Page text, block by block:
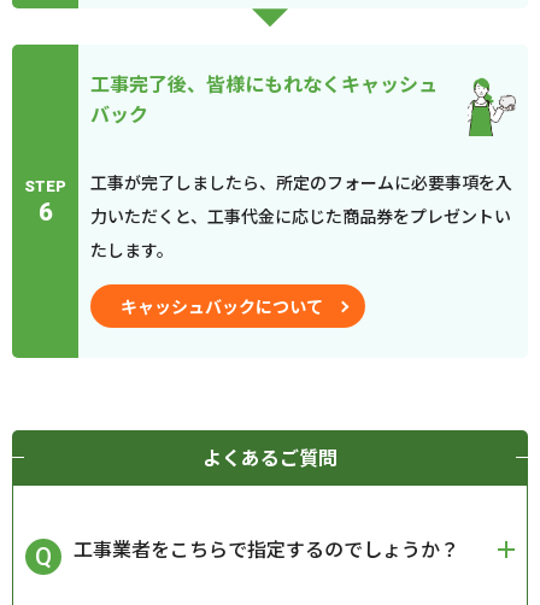
STEP
6
工事完了後、皆様にもれなくキャッシュ
バック
工事が完了しましたら、所定のフォームに必要事項を入
力いただくと、工事代金に応じた商品券をプレゼントい
たします。
キャッシュバックについて
よくあるご質問
工事業者をこちらで指定するのでしょうか？